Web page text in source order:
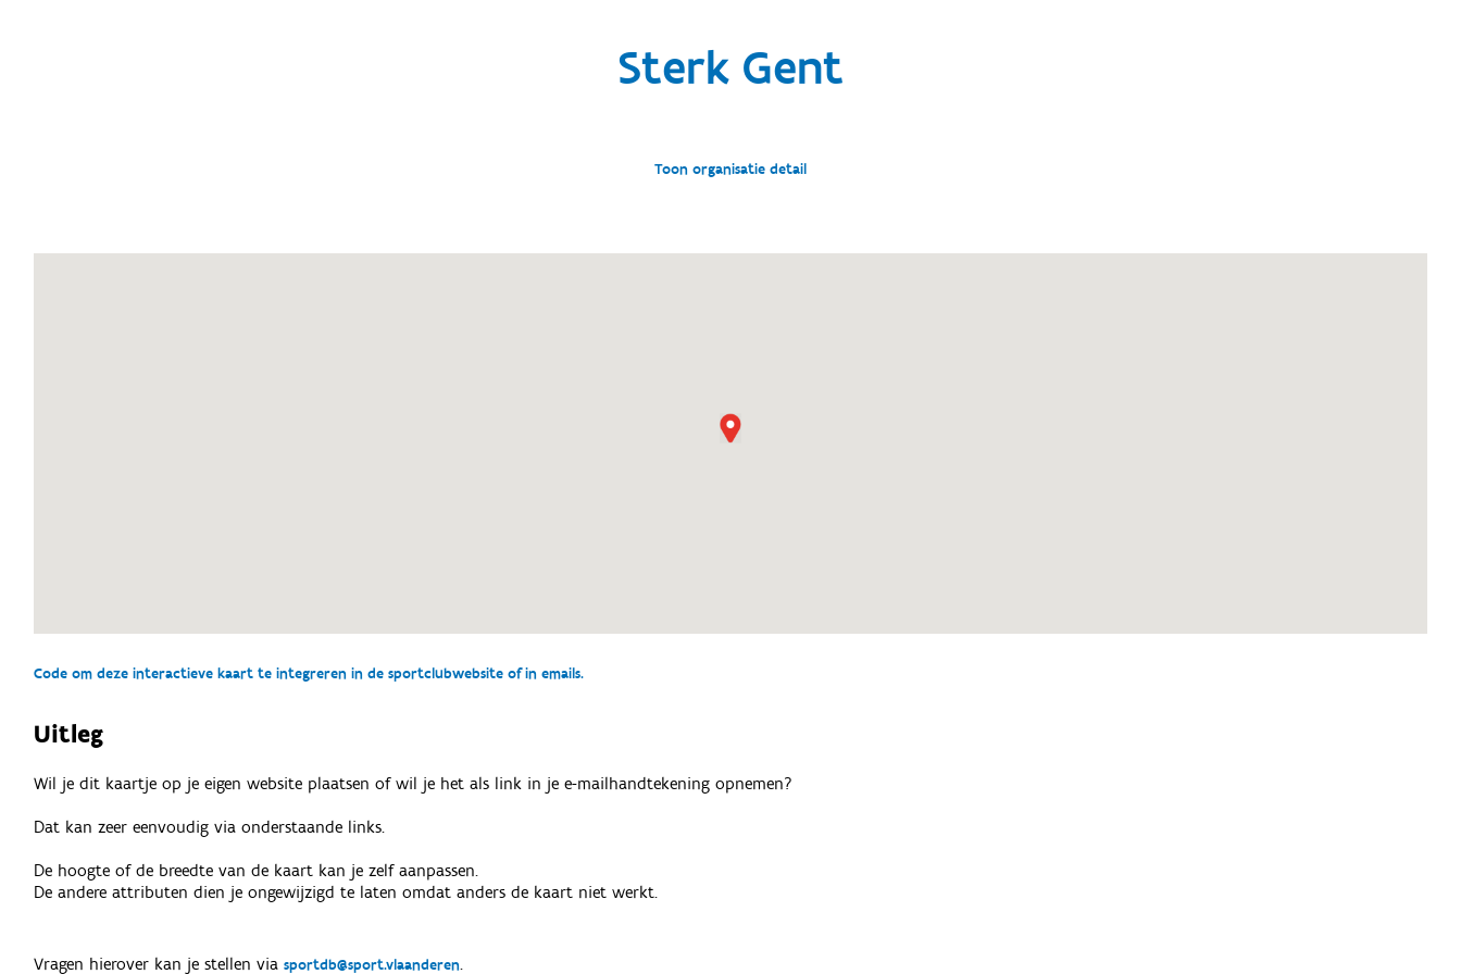
Sterk Gent
Toon organisatie detail
Code om deze interactieve kaart te integreren in de sportclubwebsite of in emails.
Uitleg
Wil je dit kaartje op je eigen website plaatsen of wil je het als link in je e-mailhandtekening opnemen?
Dat kan zeer eenvoudig via onderstaande links.
De hoogte of de breedte van de kaart kan je zelf aanpassen.
De andere attributen dien je ongewijzigd te laten omdat anders de kaart niet werkt.
Vragen hierover kan je stellen viasportdb@sport.vlaanderen.